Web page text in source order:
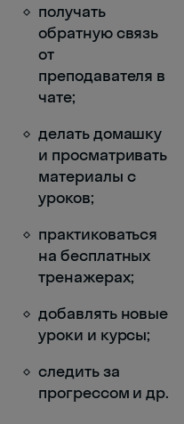
получать
обратную связь
от
преподавателя в
чате;
делать домашку
и просматривать
материалы с
уроков;
практиковаться
на бесплатных
тренажерах;
добавлять новые
уроки и курсы;
следить за
прогрессом и др.